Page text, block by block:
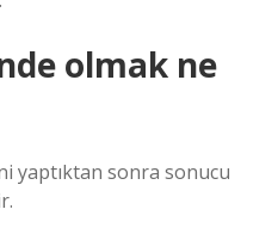
olmak ne
yaptıktan sonra sonucu